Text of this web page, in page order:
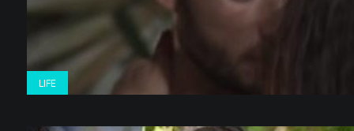
LIFE